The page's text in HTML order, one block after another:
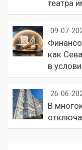
театра
09-07-
как
в
26-06-
В